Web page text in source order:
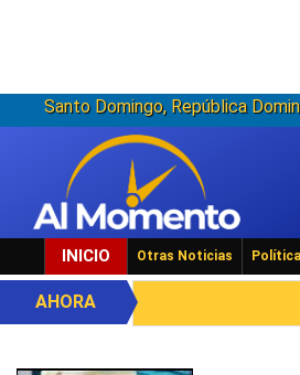
Santo Domingo, República
INICIO Otras Noticias Política
AHORA